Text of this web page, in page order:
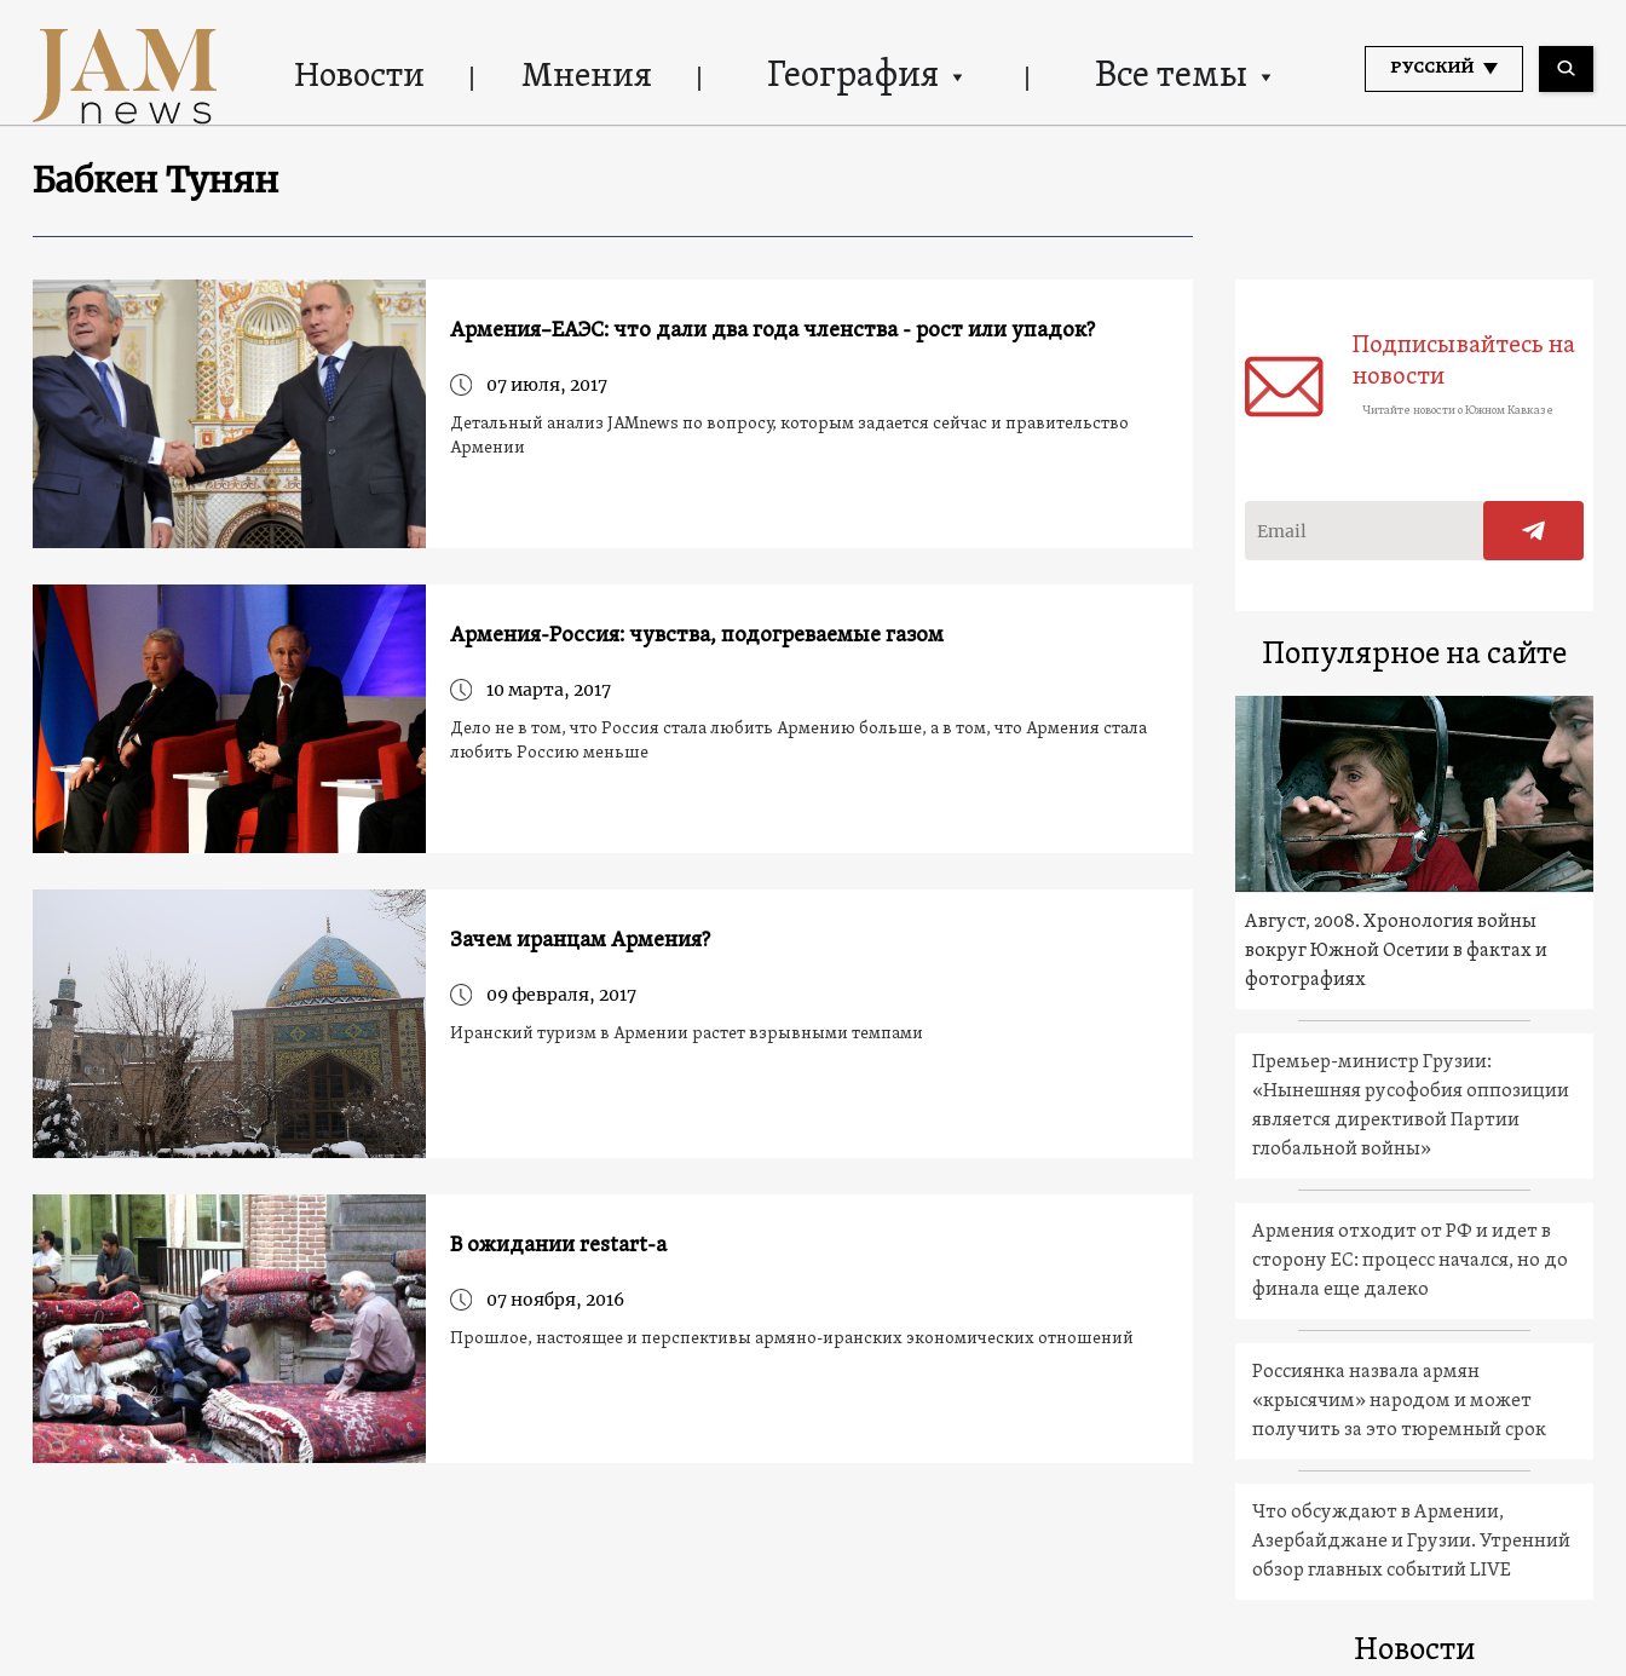
Новости Мнения География Все темы РУССКИЙ
Бабкен Тунян
Армения–ЕАЭС: что дали два года членства - рост или упадок?
07 июля, 2017
Детальный анализ JAMnews по вопросу, которым задается сейчас и правительство
Армении
Армения-Россия: чувства, подогреваемые газом
10 марта, 2017
Дело не в том, что Россия стала любить Армению больше, а в том, что Армения стала
любить Россию меньше
Зачем иранцам Армения?
09 февраля, 2017
Иранский туризм в Армении растет взрывными темпами
В ожидании restart-а
07 ноября, 2016
Прошлое, настоящее и перспективы армяно-иранских экономических отношений
Подписывайтесь на
новости
Читайте новости о Южном Кавказе
Популярное на сайте
Август, 2008. Хронология войны
вокруг Южной Осетии в фактах и
фотографиях
Премьер-министр Грузии:
«Нынешняя русофобия оппозиции
является директивой Партии
глобальной войны»
Армения отходит от РФ и идет в
сторону ЕС: процесс начался, но до
финала еще далеко
Россиянка назвала армян
«крысячим» народом и может
получить за это тюремный срок
Что обсуждают в Армении,
Азербайджане и Грузии. Утренний
обзор главных событий LIVE
Новости